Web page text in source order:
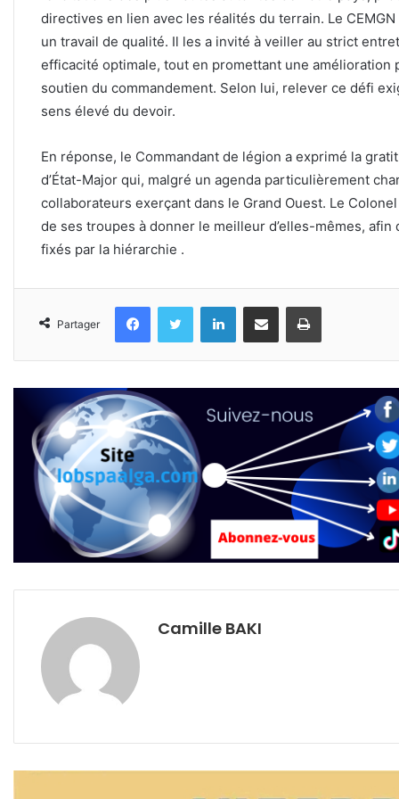
directives en lien avec les réalités du terrain. Le
un travail de qualité. Il les a invité à veiller au strict
efficacité optimale, tout en promettant une
soutien du commandement. Selon lui, relever ce défi
sens élevé du devoir.
En réponse, le Commandant de légion a exprimé la
d’État-Major qui, malgré un agenda particulièrement
collaborateurs exerçant dans le Grand Ouest. Le
de ses troupes à donner le meilleur d’elles-mêmes,
fixés par la hiérarchie .
Partager
FacebookTwitter LinkedinPartager par email Imprimer
Camille BAKI